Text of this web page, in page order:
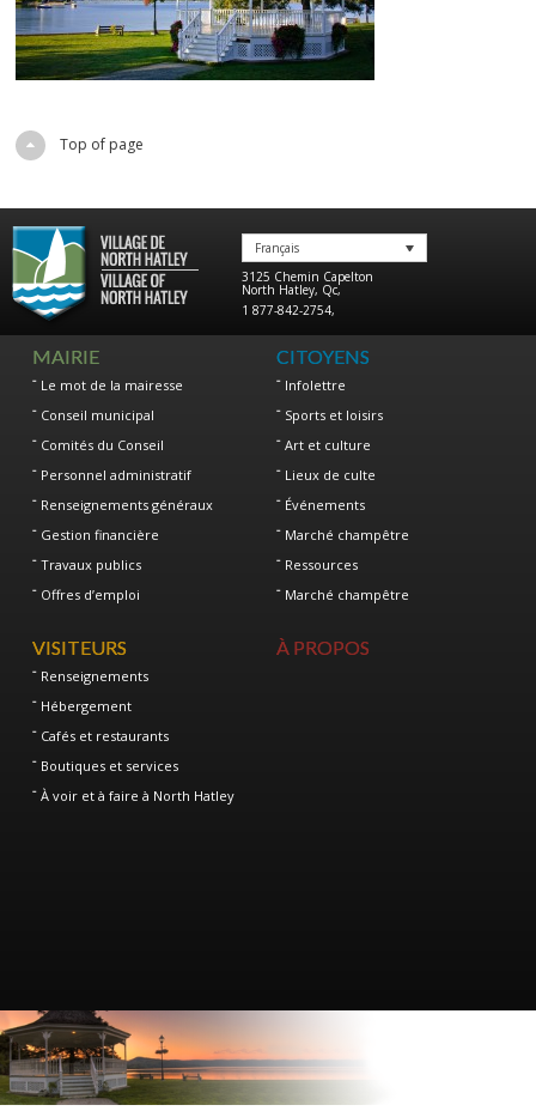
Top of page
Français
3125 Chemin Capelton
North Hatley, Qc,
1 877-842-2754,
MAIRIE
Le mot de la mairesse
Conseil municipal
Comités du Conseil
Personnel administratif
Renseignements généraux
Gestion financière
Travaux publics
Offres d’emploi
CITOYENS
Infolettre
Sports et loisirs
Art et culture
Lieux de culte
Événements
Marché champêtre
Ressources
Marché champêtre
VISITEURS
Renseignements
Hébergement
Cafés et restaurants
Boutiques et services
À voir et à faire à North Hatley
À PROPOS